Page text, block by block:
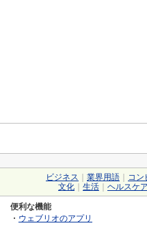
ビジネス 業界用語 コン
文化
生活 ヘルスケア
便利な機能
・ ウェブリオのアプリ